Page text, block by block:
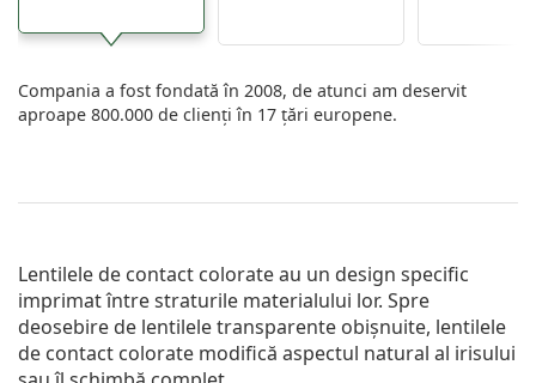
Compania a fost fondată în 2008, de atunci am deservit
aproape 800.000 de clienți în 17 țări europene.
Lentilele de contact colorate au un design specific
imprimat între straturile materialului lor. Spre
deosebire de lentilele transparente obișnuite, lentilele
de contact colorate modifică aspectul natural al irisului